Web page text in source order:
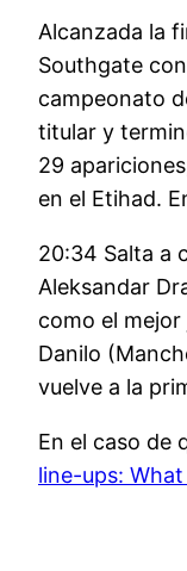
Alcanzada la
Southgate
campeonato
titular y
29
en el Etihad.
20:34 Salta a
Aleksandar
como el mejor
Danilo
vuelve a la
En el caso de
line-ups: